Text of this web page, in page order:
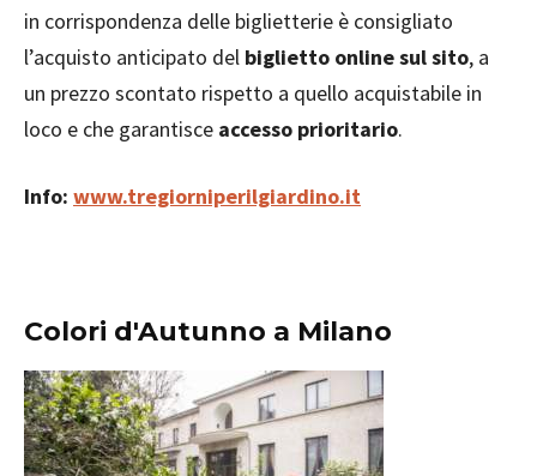
in corrispondenza delle biglietterie è consigliato
l’acquisto anticipato del biglietto online sul sito, a
un prezzo scontato rispetto a quello acquistabile in
loco e che garantisce accesso prioritario.
Info: www.tregiorniperilgiardino.it
Colori d'Autunno a Milano